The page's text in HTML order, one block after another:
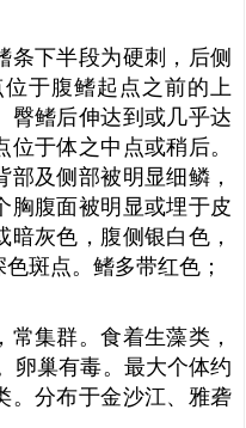
条下半段为硬刺，后侧
于腹鳍起点之前的上
臀鳍后伸达到或几乎达
于体之中点或稍后。
及侧部被明显细鳞，
胸腹面被明显或埋于皮
灰色，腹侧银白色，
斑点。鳍多带红色；
集群。食着生藻类，
卵巢有毒。最大个体约
。分布于金沙江、雅砻